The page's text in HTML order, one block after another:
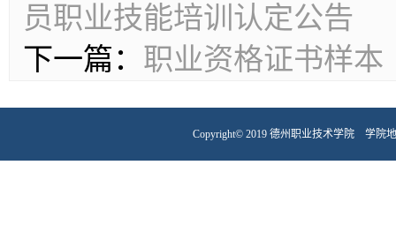
员职业技能培训认定公告
下一篇： 职业资格证书样本
Copyright© 2019 德州职业技术学院 学院